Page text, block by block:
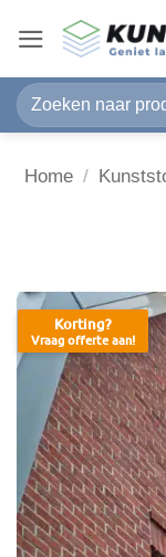
naar
inhoud
Zoeken
naar:
Home /
Korting?
Vraag offerte aan!